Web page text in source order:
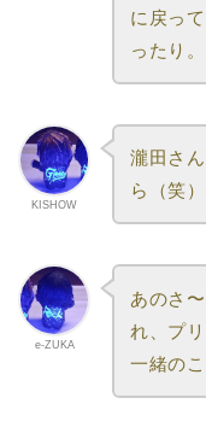
に戻っ
ったり。
KISHOW
瀧田さ
ら（笑）
e-ZUKA
あのさ
れ、プ
一緒の